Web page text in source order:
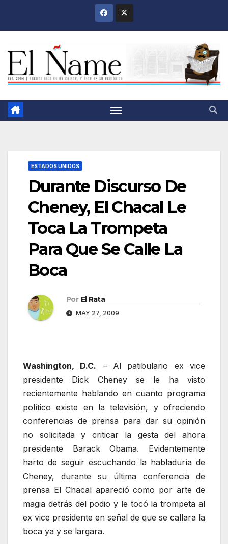
ESTADOS UNIDOS
Durante Discurso De
Cheney, El Chacal Le
Toca La Trompeta
Para Que Se Calle La
Boca
Por El Rata
MAY 27, 2009
Washington, D.C. – Al patibulario ex vice
presidente Dick Cheney se le ha visto
recientemente hablando en cuanto programa
político existe en la televisión, y ofreciendo
conferencias de prensa para dar su opinión
no solicitada y criticar la gesta del ahora
presidente Barack Obama. Evidentemente
harto de seguir escuchando la habladuría de
Cheney, durante su última conferencia de
prensa El Chacal apareció como por arte de
magia detrás del podio y le tocó la trompeta al
ex vice presidente en señal de que se callara la
boca ya y se largara.